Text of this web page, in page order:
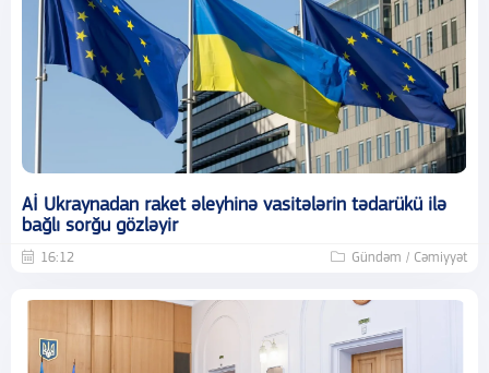
Aİ Ukraynadan raket əleyhinə vasitələrin tədarükü ilə
bağlı sorğu gözləyir
16:12 Gündəm / Cəmiyyət